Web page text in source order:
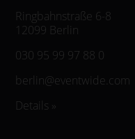
Ringbahnstraße 6-8
12099 Berlin
030 95 99 97 88 0
berlin@eventwide.com
Details »